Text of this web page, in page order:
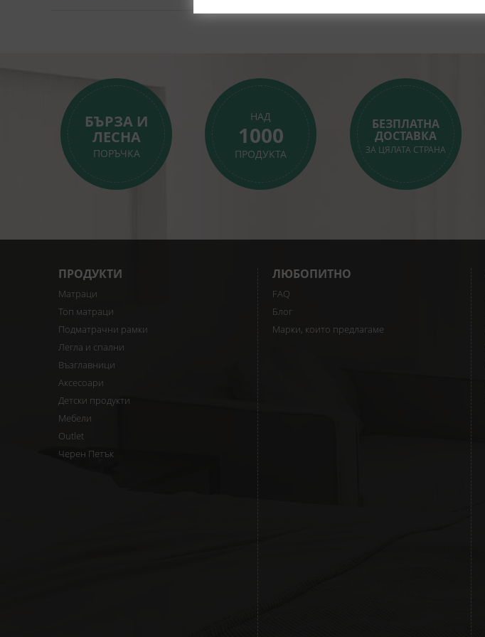
БЪРЗА И
ЛЕСНА
ПОРЪЧКА
НАД
1000
ПРОДУКТА
БЕЗПЛАТНА
ДОСТАВКА
ЗА ЦЯЛАТА СТРАНА
ПРОДУКТИ
Матраци
Топ матраци
Подматрачни рамки
Легла и спални
Възглавници
Аксесоари
Детски продукти
Мебели
Outlet
Черен Петък
ЛЮБОПИТНО
FAQ
Блог
Марки, които предлагаме